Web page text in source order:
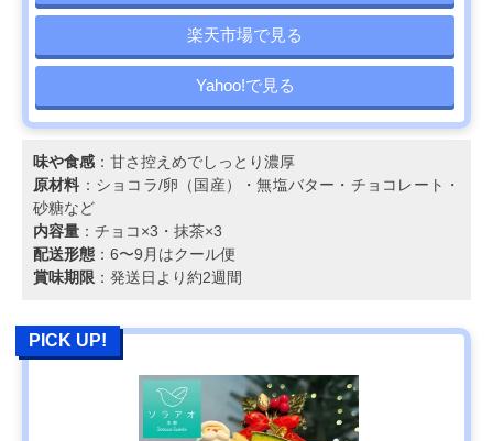
楽天市場で見る
Yahoo!で見る
味や食感 ：甘さ控えめでしっとり濃厚
原材料 ：ショコラ/卵（国産）・無塩バター・チョコレート・
砂糖など
内容量 ：チョコ×3・抹茶×3
配送形態 ：6〜9月はクール便
賞味期限 ：発送日より約2週間
PICK UP!